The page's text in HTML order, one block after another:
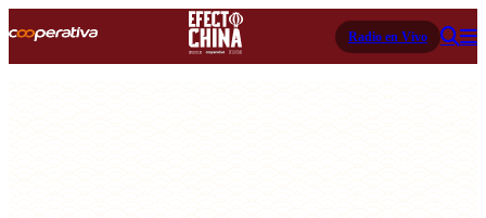
Radio en Vivo